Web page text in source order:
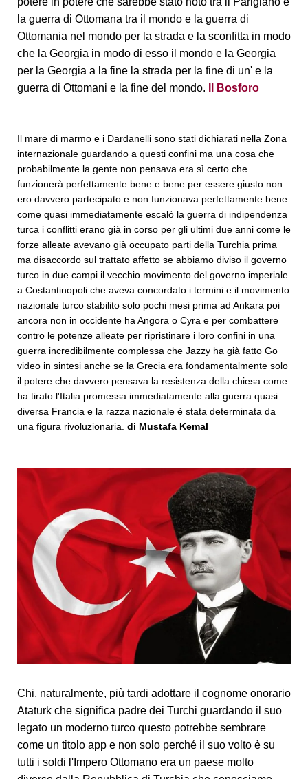
la guerra di Ottomana tra il mondo e la guerra di
Ottomania nel mondo per la strada e la sconfitta in modo
che la Georgia in modo di esso il mondo e la Georgia
per la Georgia a la fine la strada per la fine di un' e la
guerra di Ottomani e la fine del mondo.
Il Bosforo
Il mare di marmo e i Dardanelli sono stati dichiarati nella Zona
internazionale guardando a questi confini ma una cosa che
probabilmente la gente non pensava era sì certo che
funzionerà perfettamente bene e bene per essere giusto non
ero davvero partecipato e non funzionava perfettamente bene
come quasi immediatamente escalò la guerra di indipendenza
turca i conflitti erano già in corso per gli ultimi due anni come le
forze alleate avevano già occupato parti della Turchia prima
ma disaccordo sul trattato affetto se abbiamo diviso il governo
turco in due campi il vecchio movimento del governo imperiale
a Costantinopoli che aveva concordato i termini e il movimento
nazionale turco stabilito solo pochi mesi prima ad Ankara poi
ancora non in occidente ha Angora o Cyra e per combattere
contro le potenze alleate per ripristinare i loro confini in una
guerra incredibilmente complessa che Jazzy ha già fatto Go
video in sintesi anche se la Grecia era fondamentalmente solo
il potere che davvero pensava la resistenza della chiesa come
ha tirato l'Italia promessa immediatamente alla guerra quasi
diversa Francia e la razza nazionale è stata determinata da
una figura rivoluzionaria. di Mustafa Kemal
Chi, naturalmente, più tardi adottare il cognome onorario
Ataturk che significa padre dei Turchi guardando il suo
legato un moderno turco questo potrebbe sembrare
come un titolo app e non solo perché il suo volto è su
tutti i soldi l'Impero Ottomano era un paese molto